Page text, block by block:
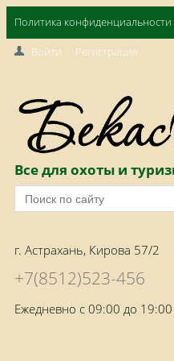
Политика конфиденциальности
Войти Регистрация
Все для охоты и
г. Астрахань, Кирова 57/2
+7(8512)523-456
Ежедневно с 09:00 до 19:00